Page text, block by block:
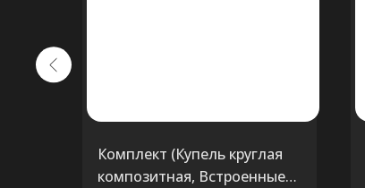
Комплект (Купель круглая
композитная, Встроенные